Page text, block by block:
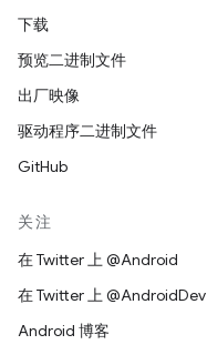
下载
预览二进制文件
出厂映像
驱动程序二进制文件
GitHub
关注
在 Twitter 上 @Android
在 Twitter 上 @AndroidDev
Android 博客